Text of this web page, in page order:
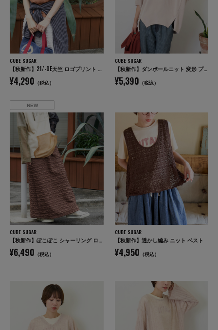
CUBE SUGAR
【秋新作】21/-OE天竺 ロゴプリント ジャストサイズ Tシャツ
¥4,290 （税込）
CUBE SUGAR
【秋新作】ダンボールニット 変形 プルオーバー
¥5,390 （税込）
NEW
CUBE SUGAR
【秋新作】ぽこぽこ シャーリング ロング スカート
¥6,490 （税込）
CUBE SUGAR
【秋新作】透かし編み ニット ベスト
¥4,950 （税込）